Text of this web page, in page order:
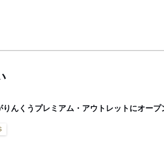
りんくうプレミアム・アウトレットにオー